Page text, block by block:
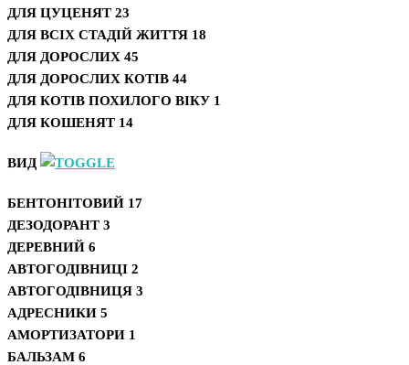
ДЛЯ ЦУЦЕНЯТ 23
ДЛЯ ВСІХ СТАДІЙ ЖИТТЯ 18
ДЛЯ ДОРОСЛИХ 45
ДЛЯ ДОРОСЛИХ КОТІВ 44
ДЛЯ КОТІВ ПОХИЛОГО ВІКУ 1
ДЛЯ КОШЕНЯТ 14
ВИД
БЕНТОНІТОВИЙ 17
ДЕЗОДОРАНТ 3
ДЕРЕВНИЙ 6
АВТОГОДІВНИЦІ 2
АВТОГОДІВНИЦЯ 3
АДРЕСНИКИ 5
АМОРТИЗАТОРИ 1
БАЛЬЗАМ 6